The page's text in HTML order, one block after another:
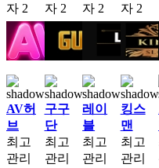
자 2
자 2
자 2
자 2
AV허
브
최고
관리
구구
단
최고
관리
레이
블
최고
관리
킹스
맨
최고
관리